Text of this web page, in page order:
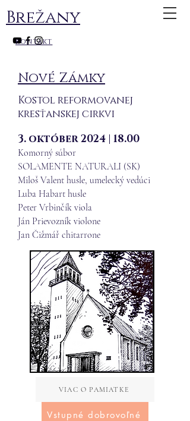
kontakt
Brežany
Nové Zámky
Kostol reformovanej
kresťanskej cirkvi
3. október 2024 | 18.00
Komorný súbor
SOLAMENTE NATURALI (SK)
Miloš Valent husle, umelecký vedúci
Luba Habart husle
Peter Vrbinčík viola
Ján Prievozník violone
Jan Čižmář chitarrone
VIAC O PAMIATKE
Vstupné dobrovoľné